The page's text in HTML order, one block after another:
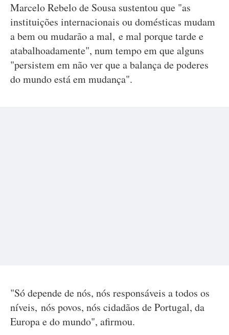
Marcelo Rebelo de Sousa sustentou que "as
instituições internacionais ou domésticas mudam
a bem ou mudarão a mal, e mal porque tarde e
atabalhoadamente", num tempo em que alguns
"persistem em não ver que a balança de poderes
do mundo está em mudança".
"Só depende de nós, nós responsáveis a todos os
níveis, nós povos, nós cidadãos de Portugal, da
Europa e do mundo", afirmou.